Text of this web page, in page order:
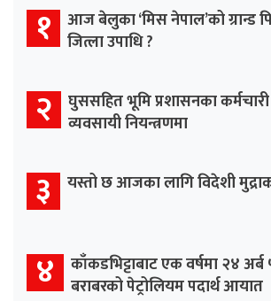
१ आज बेलुका ‘मिस नेपाल’को
जित्ला उपाधि ?
२ घुससहित भूमि प्रशासनका
व्यवसायी नियन्त्रणमा
३ यस्तो छ आजका लागि विदेशी
४ काँकडभिट्टाबाट एक वर्षमा २४
बराबरको पेट्रोलियम पदार्थ आयात